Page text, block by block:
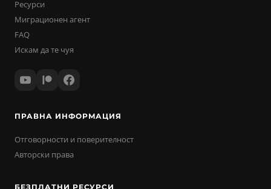
Ресурси
Миграционен агент
FAQ
Искам да те чуя
ПРАВНА ИНФОРМАЦИЯ
Отговорности и поверителност
Авторски права
БЕЗПЛАТНИ РЕСУРСИ